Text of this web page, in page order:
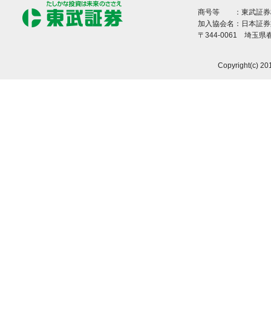
商号等 ：東武証券
加入協会名：日本証
〒344-0061 埼玉県
Copyright(c)